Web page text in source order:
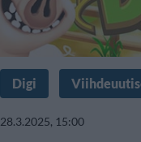
Digi
28.3.2025, 15:00